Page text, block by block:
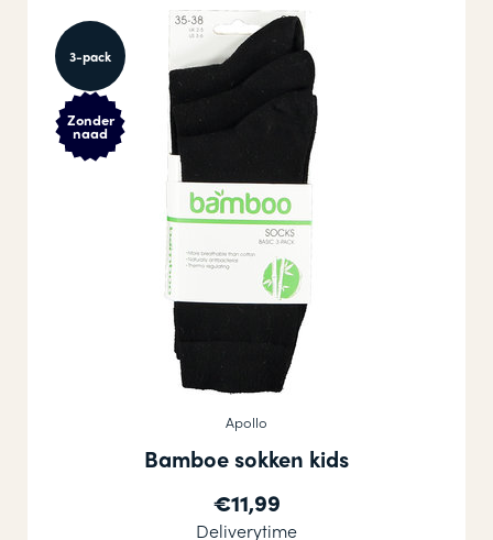
3-pack
Zonder
naad
Apollo
Bamboe sokken kids
€11,99
Deliverytime